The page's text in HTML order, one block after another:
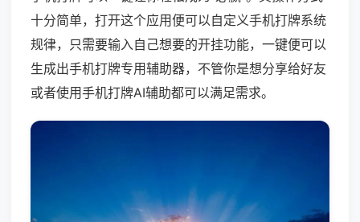
十分简单，打开这个应用便可以自定义手机打牌系统
规律，只需要输入自己想要的开挂功能，一键便可以
生成出手机打牌专用辅助器，不管你是想分享给好友
或者使用手机打牌AI辅助都可以满足需求。